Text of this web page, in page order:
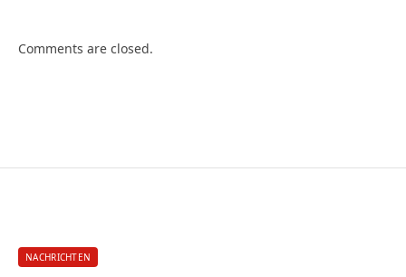
Comments are closed.
NACHRICHTEN